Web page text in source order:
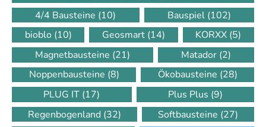
4/4 Bausteine (10) Bauspiel (102)
bioblo (10) Geosmart (14) KORXX (5)
Magnetbausteine (21) Matador (2)
Noppenbausteine (8) Ökobausteine (28)
PLUG IT (17) Plus Plus (9)
Regenbogenland (32) Softbausteine (27)